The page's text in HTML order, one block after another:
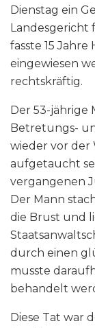
Dienstag ein
Landesgericht
fasste 15
eingewiesen
rechtskräftig.
Der 53-
Betretungs-
wieder vor der
aufgetaucht
vergangenen
Der Mann
die Brust und
durch einen
musste
behandelt
Diese Tat war